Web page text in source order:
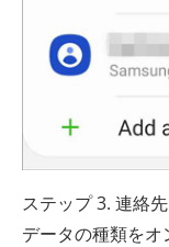
ステップ 3. 連絡
データの種類をオ